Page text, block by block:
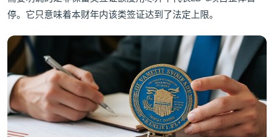
停。它只意味着本财年内该类签证达到了法定上限。